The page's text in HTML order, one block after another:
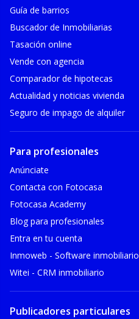
Guía de barrios
Buscador de Inmobiliarias
Tasación online
Vende con agencia
Comparador de hipotecas
Actualidad y noticias vivienda
Seguro de impago de alquiler
Para profesionales
Anúnciate
Contacta con Fotocasa
Fotocasa Academy
Blog para profesionales
Entra en tu cuenta
Inmoweb - Software inmobiliario
Witei - CRM inmobiliario
Publicadores particulares